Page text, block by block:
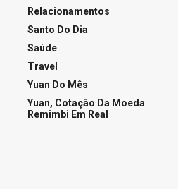
Relacionamentos
Santo Do Dia
Saúde
Travel
Yuan Do Mês
Yuan, Cotação Da Moeda
Remimbi Em Real